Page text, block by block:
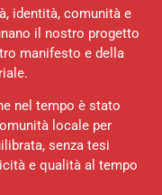
identità, comunità e
il nostro progetto
manifesto e della
nel tempo è stato
locale per
senza tesi
e qualità al tempo